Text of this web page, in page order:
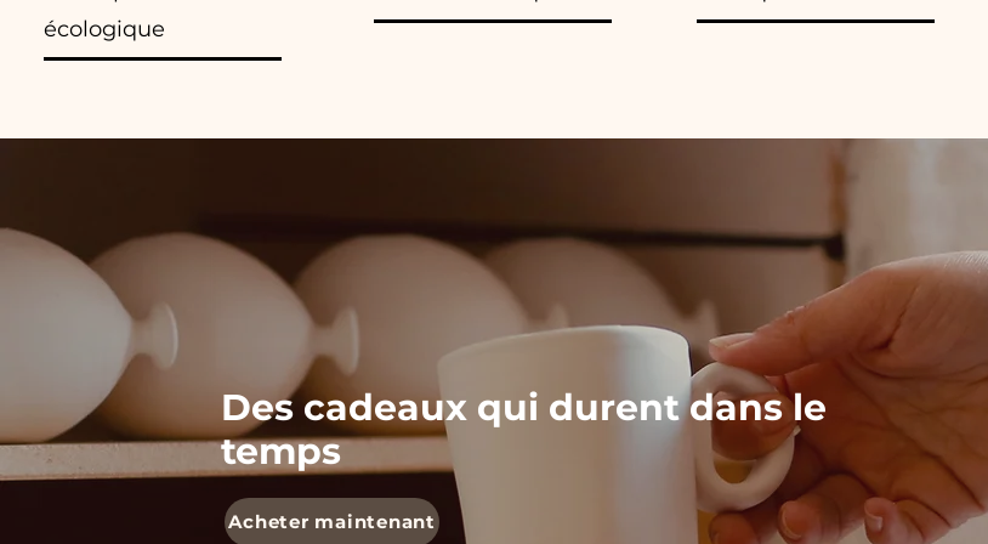
écologique
Des cadeaux qui durent dans le
temps
Acheter maintenant